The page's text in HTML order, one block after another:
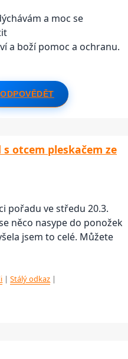
a moc se
a boží pomoc a ochranu.
ODPOVĚDĚT
otcem pleskačem ze
pořadu ve středu 20.3.
něco nasype do ponožek
jsem to celé. Můžete
|Stálý odkaz |